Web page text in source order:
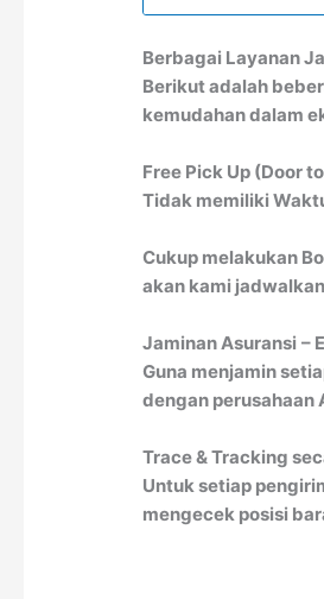
Berbagai Layanan
Berikut adalah
kemudahan dalam
Free Pick Up (Door
Tidak memiliki
Cukup melakukan
akan kami
Jaminan Asuransi –
Guna menjamin
dengan perusahaan
Trace & Tracking
Untuk setiap
mengecek posisi